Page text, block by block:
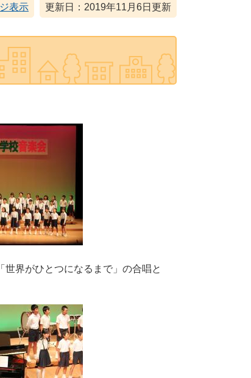
表示 更新日：2019年11月6日更新
界がひとつになるまで」の合唱と